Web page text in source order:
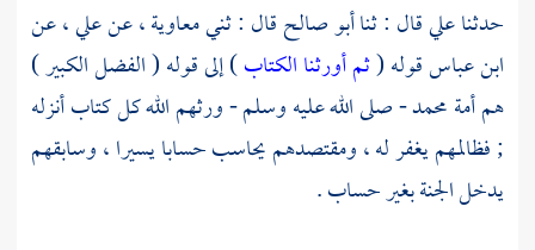
حدثناعليقال : ثناأبو صالحقال : ثنيمعاوية ،عنعلي ،عن
ابن عباسقوله (ثم أورثنا الكتاب) إلى قوله ( الفضل الكبير )
هم أمةمحمد- صلى الله عليه وسلم - ورثهم الله كل كتاب أنزله
; فظالمهم يغفر له ، ومقتصدهم يحاسب حسابا يسيرا ، وسابقهم
يدخل الجنة بغير حساب .